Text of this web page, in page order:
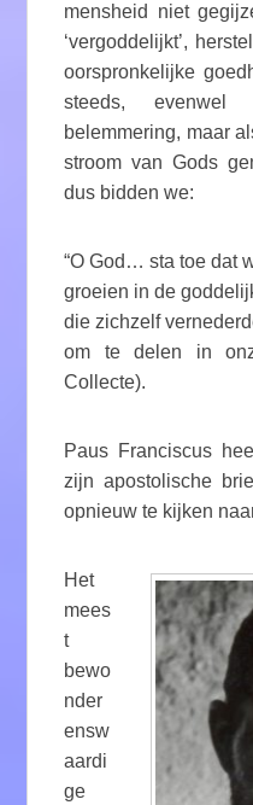
mensheid niet
‘vergoddelijkt’,
oorspronkelijke
steeds,
belemmering, maar
stroom van Gods
dus bidden we:
“O God… sta toe dat
groeien in de
die zichzelf
om te delen in
Collecte).
Paus Franciscus
zijn apostolische
opnieuw te kijken
Het
mees
t
bewo
nder
ensw
aardi
ge